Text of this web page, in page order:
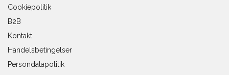
Cookiepolitik
B2B
Kontakt
Handelsbetingelser
Persondatapolitik